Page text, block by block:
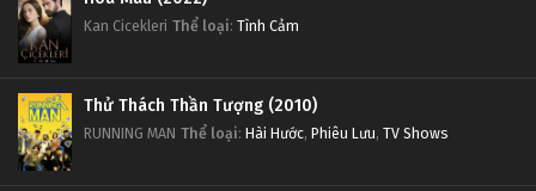
Kan Cicekleri Thể loại: Tình Cảm
Thử Thách Thần Tượng (2010)
RUNNING MAN Thể loại: Hài Hước, Phiêu Lưu, TV Shows